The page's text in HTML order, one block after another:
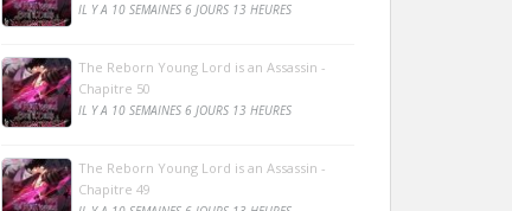
IL Y A 10 SEMAINES 6 JOURS 13 HEURES
The Reborn Young Lord is an Assassin -
Chapitre 50
IL Y A 10 SEMAINES 6 JOURS 13 HEURES
The Reborn Young Lord is an Assassin -
Chapitre 49